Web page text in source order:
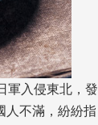
軍入侵東北，發
人不滿，紛紛指